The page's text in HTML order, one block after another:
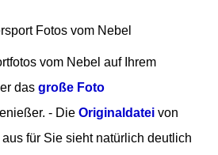
vom Nebel auf Ihrem
dasgroße Foto
- DieOriginaldatei von
aus für Sie sieht natürlich deutlich